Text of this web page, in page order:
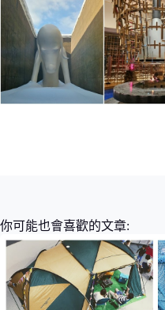
你可能也會喜歡的文章: